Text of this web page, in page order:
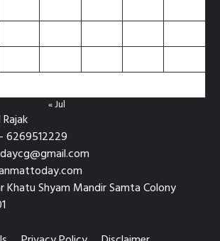
« Jul
6269512229
Khatu Shyam Mandir Samta Colony